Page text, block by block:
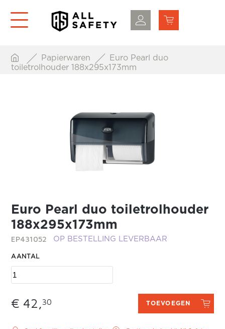
Papierwaren
Euro Pearl duo
toiletrolhouder 188x295x173mm
Euro Pearl duo toiletrolhouder
188x295x173mm
EP431052 OP BESTELLING LEVERBAAR
AANTAL
€ 42,30 TOEVOEGEN